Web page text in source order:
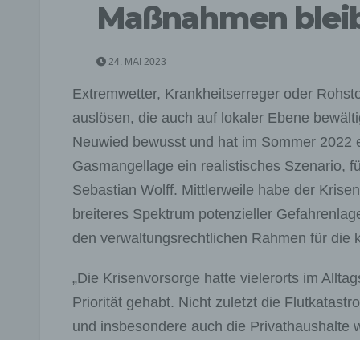
Maßnahmen
24. MAI 2023
Extremwetter, Krankheitserreger oder
auslösen, die auch auf lokaler Ebene
Neuwied bewusst und hat im Sommer
Gasmangellage ein realistisches Szenario,
Sebastian Wolff. Mittlerweile habe der
breiteres Spektrum potenzieller
den verwaltungsrechtlichen Rahmen für die
„Die Krisenvorsorge hatte vielerorts im
Priorität gehabt. Nicht zuletzt die
und insbesondere auch die Privathaushalte